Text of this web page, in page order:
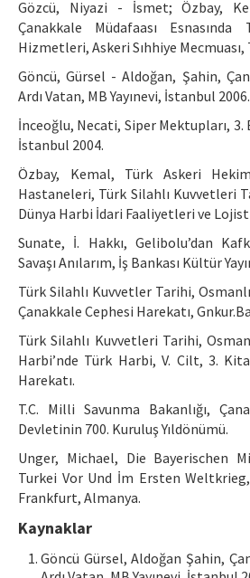
Gözcü, Niyazi - İsmet; Özbay,
Çanakkale Müdafaası Esnasında
Hizmetleri, Askeri Sıhhiye Mecmuası,
Göncü, Gürsel - Aldoğan, Şahin,
Ardı Vatan, MB Yayınevi, İstanbul 2006.
İnceoğlu, Necati, Siper Mektupları, 3.
İstanbul 2004.
Özbay, Kemal, Türk Askeri
Hastaneleri, Türk Silahlı Kuvvetleri
Dünya Harbi İdari Faaliyetleri ve
Sunate, İ. Hakkı, Gelibolu’dan
Savaşı Anılarım, İş Bankası Kültür
Türk Silahlı Kuvvetler Tarihi,
Çanakkale Cephesi Harekatı,
Türk Silahlı Kuvvetleri Tarihi,
Harbi’nde Türk Harbi, V. Cilt, 3.
Harekatı.
T.C. Milli Savunma Bakanlığı,
Devletinin 700. Kuruluş Yıldönümü.
Unger, Michael, Die Bayerischen
Turkei Vor Und İm Ersten Weltkrieg,
Frankfurt, Almanya.
Kaynaklar
Göncü Gürsel, Aldoğan Şahin,